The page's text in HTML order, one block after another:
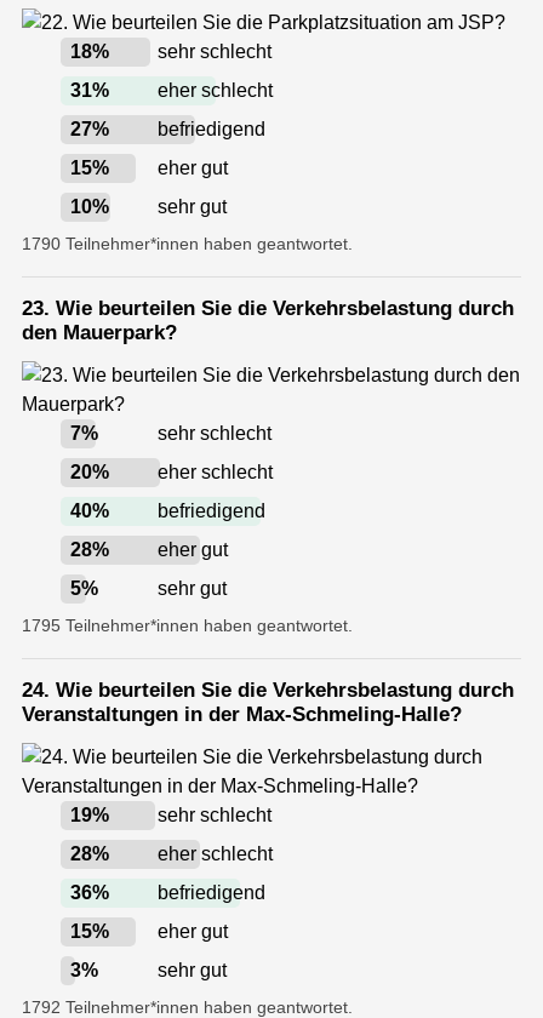
18%
sehr schlecht
31%
eher schlecht
27%
befriedigend
15%
eher gut
10% sehr gut
1790 Teilnehmer*innen haben geantwortet.
23. Wie beurteilen Sie die Verkehrsbelastung durch
den Mauerpark?
7%
sehr schlecht
20%
eher schlecht
40%
befriedigend
28%
eher gut
5% sehr gut
1795 Teilnehmer*innen haben geantwortet.
24. Wie beurteilen Sie die Verkehrsbelastung durch
Veranstaltungen in der Max-Schmeling-Halle?
19%
sehr schlecht
28%
eher schlecht
36%
befriedigend
15%
eher gut
3% sehr gut
1792 Teilnehmer*innen haben geantwortet.